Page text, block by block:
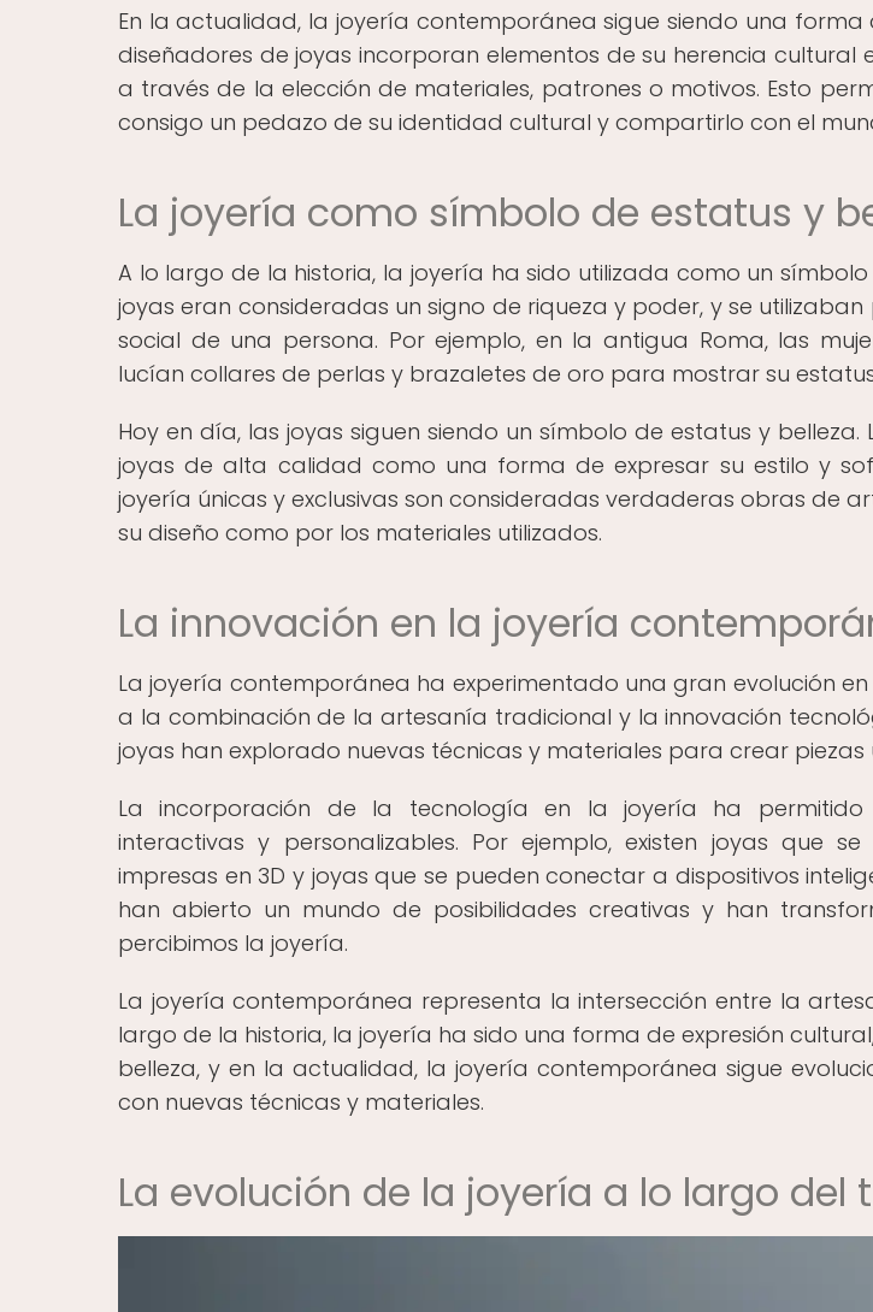
En la actualidad, la joyería contemporánea sigue siendo una forma
diseñadores de joyas incorporan elementos de su herencia cultural
a través de la elección de materiales, patrones o motivos. Esto
consigo un pedazo de su identidad cultural y compartirlo con el
La joyería como símbolo de estatus y
A lo largo de la historia, la joyería ha sido utilizada como un
joyas eran consideradas un signo de riqueza y poder, y se
social de una persona. Por ejemplo, en la antigua Roma, las
lucían collares de perlas y brazaletes de oro para mostrar su
Hoy en día, las joyas siguen siendo un símbolo de estatus y belleza.
joyas de alta calidad como una forma de expresar su estilo y
joyería únicas y exclusivas son consideradas verdaderas obras de
su diseño como por los materiales utilizados.
La innovación en la joyería
La joyería contemporánea ha experimentado una gran evolución
a la combinación de la artesanía tradicional y la innovación
joyas han explorado nuevas técnicas y materiales para crear piezas
La incorporación de la tecnología en la joyería ha
interactivas y personalizables. Por ejemplo, existen joyas que se
impresas en 3D y joyas que se pueden conectar a dispositivos
han abierto un mundo de posibilidades creativas y han
percibimos la joyería.
La joyería contemporánea representa la intersección entre la
largo de la historia, la joyería ha sido una forma de expresión
belleza, y en la actualidad, la joyería contemporánea sigue
con nuevas técnicas y materiales.
La evolución de la joyería a lo largo del